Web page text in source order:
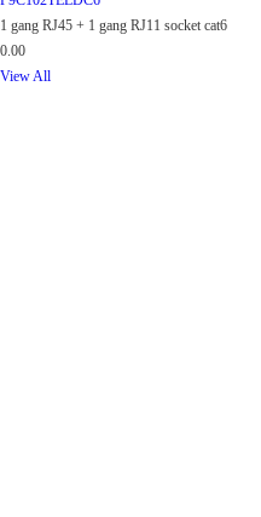
1 gang RJ45 + 1 gang RJ11 socket cat6
0.00
View All